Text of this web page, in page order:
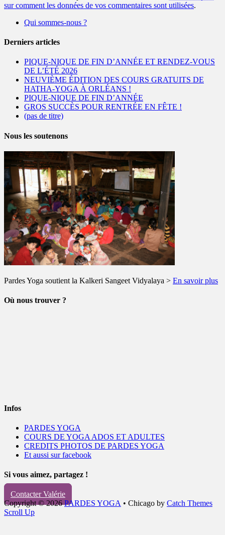
sur comment les données de vos commentaires sont utilisées.
Qui sommes-nous ?
Derniers articles
PIQUE-NIQUE DE FIN D’ANNÉE ET RENDEZ-VOUS
DE L’ÉTÉ 2026
NEUVIÈME ÉDITION DES COURS GRATUITS DE
HATHA-YOGA À ORLÉANS !
PIQUE-NIQUE DE FIN D’ANNÉE
GROS SUCCÈS POUR RENTRÉE EN FÊTE !
(pas de titre)
Nous les soutenons
Pardes Yoga soutient la Kalkeri Sangeet Vidyalaya > En savoir plus
Où nous trouver ?
Infos
PARDES YOGA
COURS DE YOGA ADOS ET ADULTES
CREDITS PHOTOS DE PARDES YOGA
Et aussi sur facebook
Si vous aimez, partagez !
Contacter Valérie
Copyright © 2026PARDES YOGA • Chicago by Catch Themes
Scroll Up